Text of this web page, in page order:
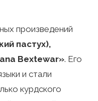
произведений
пастух),
Bextewar». Его
и стали
курдского